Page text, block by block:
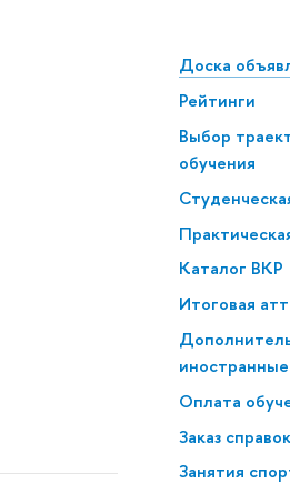
Доска
Рейтинги
Выбор
обучения
Каталог ВКР
Итоговая
Оплата
Заказ справок
Занятия